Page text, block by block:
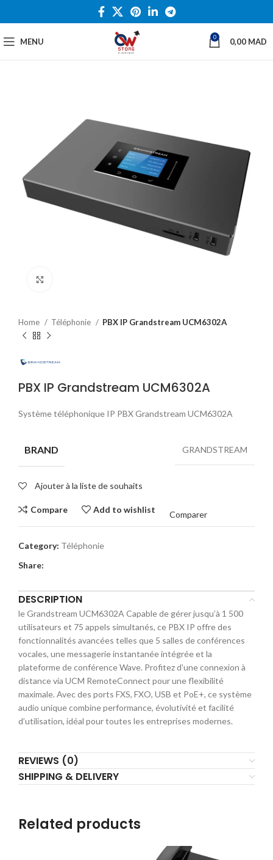
MENU 0 0,00 MAD
Home Téléphonie PBX IP Grandstream UCM6302A
PBX IP Grandstream UCM6302A
Système téléphonique IP PBX Grandstream UCM6302A
BRAND GRANDSTREAM
Ajouter à la liste de souhaits
Compare Add to wishlist
Comparer
Category: Téléphonie
Share:
DESCRIPTION
le Grandstream UCM6302A Capable de gérer jusqu’à 1 500
utilisateurs et 75 appels simultanés, ce PBX IP offre des
fonctionnalités avancées telles que 5 salles de conférences
vocales, une messagerie instantanée intégrée et la
plateforme de conférence Wave. Profitez d’une connexion à
distance via UCM RemoteConnect pour une flexibilité
maximale. Avec des ports FXS, FXO, USB et PoE+, ce système
audio unique combine performance, évolutivité et facilité
d’utilisation, idéal pour toutes les entreprises modernes.
REVIEWS (0)
SHIPPING & DELIVERY
Related products